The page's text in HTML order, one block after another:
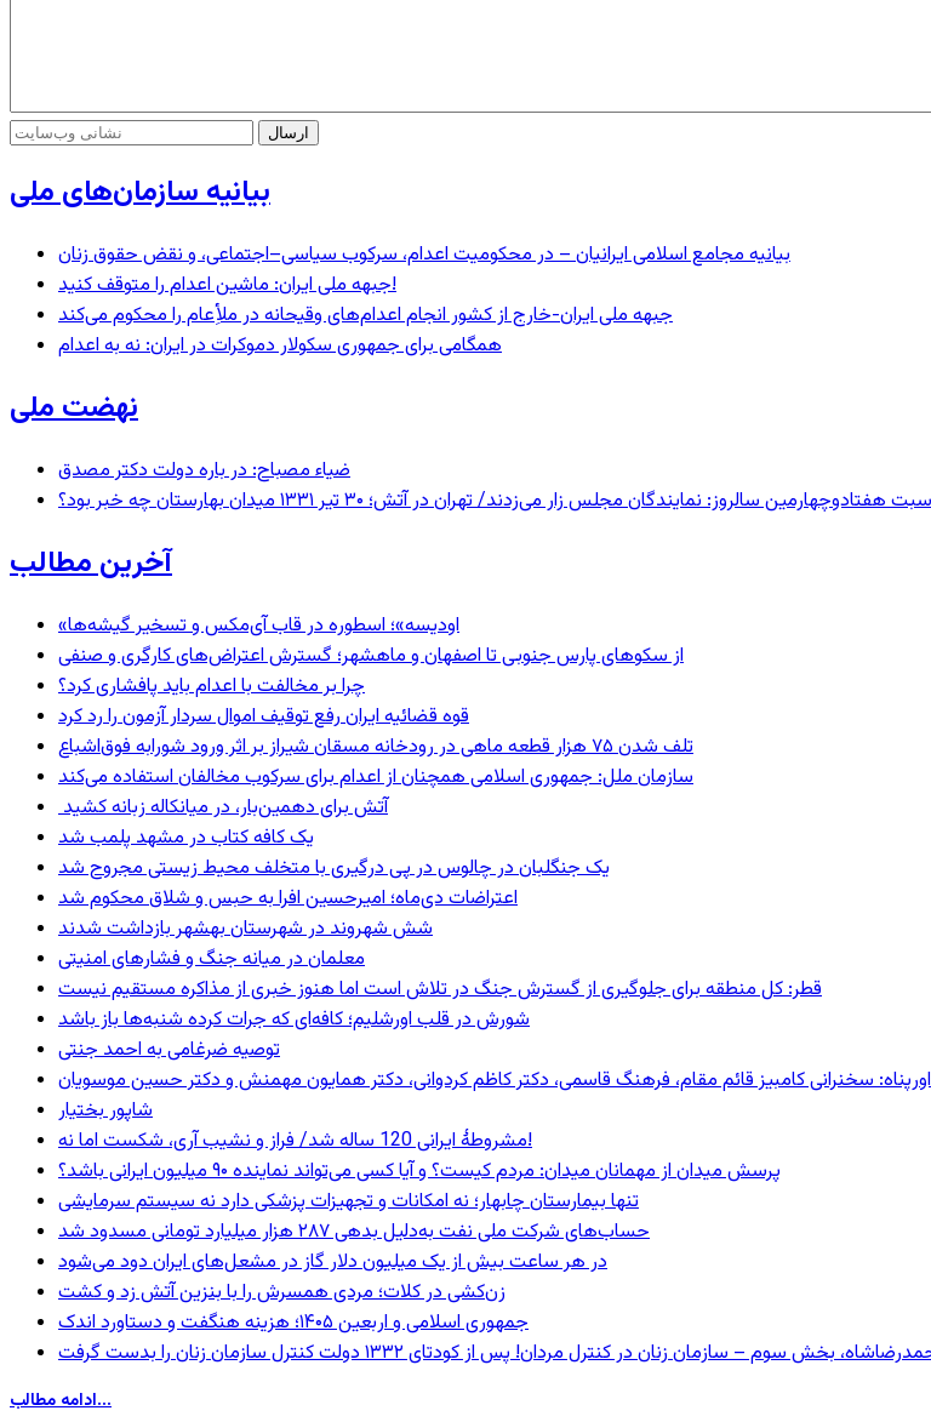
بیانیه سازمان‌های ملی
بیانیه مجامع اسلامی ایرانیان – در محکومیت اعدام، سرکوب سیاسی–اجتماعی، و نقض حقوق زنان
جبهه ملی ایران: ماشین اعدام را متوقف کنید!
جبهه ملی ایران-خارج از کشور انجام اعدام‌های وقیحانه در ملأِعام را محکوم می‌کند
همگامی برای جمهوری سکولار دموکرات در ایران: نه به اعدام
نهضت ملی
ضیاء مصباح: در باره دولت دکتر مصدق
هفتادوچهارمین سالروز: نمایندگان مجلس زار می‌زدند/ تهران در آتش؛ ۳۰ تیر ۱۳۳۱ میدان بهارستان چه خبر بود؟
آخرین مطالب
«اودیسه»؛ اسطوره در قاب آی‌مکس و تسخیر گیشه‌ها
از سکوهای پارس جنوبی تا اصفهان و ماهشهر؛ گسترش اعتراض‌های کارگری و صنفی
چرا بر مخالفت با اعدام باید پافشاری کرد؟
قوه قضائیه ایران رفع توقیف اموال سردار آزمون را رد کرد
تلف شدن ۷۵ هزار قطعه ماهی در رودخانه مسقان شیراز بر اثر ورود شورابه فوق‌اشباع
سازمان ملل: جمهوری اسلامی همچنان از اعدام برای سرکوب مخالفان استفاده می‌کند
آتش برای دهمین‌بار، در میانکاله زبانه کشید
یک کافه کتاب در مشهد پلمب شد
یک جنگلبان در چالوس در پی درگیری با متخلف محیط زیستی مجروح شد
اعتراضات دی‌ماه؛ امیرحسین افرا به حبس و شلاق محکوم شد
شش شهروند در شهرستان بهشهر بازداشت شدند
معلمان در میانه جنگ و فشارهای امنیتی
قطر: کل منطقه برای جلوگیری از گسترش جنگ در تلاش است اما هنوز خبری از مذاکره مستقیم نیست
شورش در قلب اورشلیم؛ کافه‌ای که جرات کرده شنبه‌ها باز باشد
توصیه ضرغامی به احمد جنتی
سخنرانی کامبیز قائم مقام، فرهنگ قاسمی، دکتر کاظم کردوانی، دکتر همایون مهمنش و دکتر حسین موسویان
شاپور بختیار
مشروطۀ ایرانی 120 ساله شد/ فراز و نشیب آری، شکست اما نه!
پرسش میدان از مهمانان میدان: مردم کیست؟ و آیا کسی می‌تواند نماینده ۹۰ میلیون ایرانی باشد؟
تنها بیمارستان چابهار؛ نه امکانات و تجهیزات پزشکی دارد نه سیستم سرمایشی
حساب‌های شرکت ملی نفت به‌دلیل بدهی ۲۸۷ هزار میلیارد تومانی مسدود شد
در هر ساعت بیش از یک میلیون دلار گاز در مشعل‌های ایران دود می‌شود
زن‌کشی در کلات؛ مردی همسرش را با بنزین آتش زد و کشت
جمهوری اسلامی و اربعین ۱۴۰۵؛ هزینه هنگفت و دستاورد اندک
ادامه مطالب...